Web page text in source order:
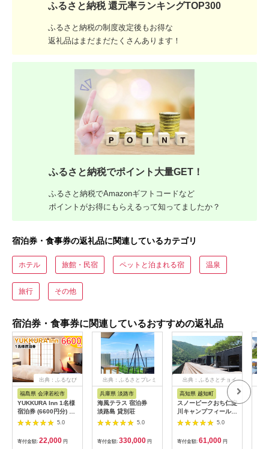
ふるさと納税 還元率ランキングTOP300
ふるさと納税の制度改定後もお得な
返礼品はまだまだたくさんあります！
ふるさと納税でポイント大量GET！
ふるさと納税でAmazonギフトコードなど
ポイントがお得にもらえるって知ってましたか？
宿泊券・食事券の返礼品に関連しているカテゴリ
ホテル 旅館・民宿 ペットと泊まれる宿 温泉
旅行 その他
宿泊券・食事券に関連しているおすすめの返礼品
出典：ふるなび
福島県 会津若松市
YUKKURA Inn 1名様
宿泊券 (6600円分) ワ
ーケーションお試しプ
ラン｜東北 福島県 会
津若松市 東山温泉 旅
行 クーポン 利用券
5.0
寄付金額: 22,000 円
出典：ふるさとプレミ
兵庫県 淡路市
海風テラス 宿泊券
淡路島 貸別荘
5.0
寄付金額: 330,000 円
出典：ふるさとチョイ
高知県 越知町
スノーピークおち仁淀
川キャンプフィールド
「住箱-jyubako-」ペ
ア宿泊チケット
5.0
寄付金額: 61,000 円